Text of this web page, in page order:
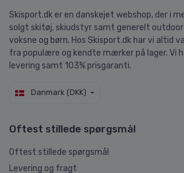
Skisport.dk er en danskejet webshop, der i
solgt skitøj, skiudstyr samt generelt
voksne og børn. Hos Skisport.dk har vi altid
fra populære og kendte mærker på lager. Vi
levering samt 103% prisgaranti.
Danmark (DKK)
Oftest stillede spørgsmål
Oftest stillede spørgsmål
Levering og fragt